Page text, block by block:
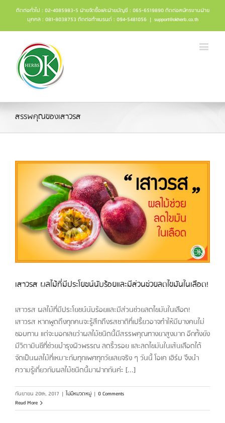
ติดต่อทั่วไป : 02-4085983-5 ฝ่ายจัดซื้อและฝ่ายบัญชี : 065-6519890 ติดต่อสมัครงานฝ่าย
บุคคล : 081-8038753 ติดต่อทำแบรนด์ : 094-5481056 | support@okherb.co.th
สรรพคุณของเสาวรส
เสาวรส ผลไม้ที่มีประโยชน์นับร้อยและมีส่วนช่วยลดไขมันในเลือด!
เสาวรส ผลไม้ที่มีประโยชน์นับร้อยและมีส่วนช่วยลดไขมันในเลือด!
เสาวรส หากพูดถึงทุกคนจะรู้สึกถึงรสชาติที่เปรี้ยวอาจทำให้มีบางคนไม่
ชอบทาน แต่จะบอกเลยว่าผลไม้ชนิดนี้มีสรรพคุณทางยาสูงมาก อีกทั้งยัง
มีวิตามินซีที่ช่วยบำรุงผิวพรรณ ลดริ้วรอย และลดไขมันในเส้นเลือดได้
จัดเป็นผลไม้ที่เหมาะกับทุกเพศทุกวัยเลยจริง ๆ วันนี้ โอเค เฮิร์บ จึงนำ
ความรู้เกี่ยวกับผลไม้ชนิดนี้มาฝากกันค่ะ [...]
กันยายน 20th, 2017 | ไม่มีหมวดหมู่ | 0 Comments
Read More